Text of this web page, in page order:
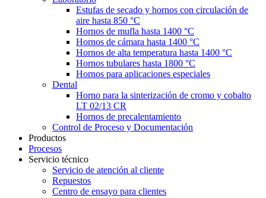
Estufas de secado y hornos con circulación de
aire hasta 850 °C
Hornos de mufla hasta 1400 °C
Hornos de cámara hasta 1400 °C
Hornos de alta temperatura hasta 1400 °C
Hornos tubulares hasta 1800 °C
Hornos para aplicaciones especiales
Dental
Horno para la sinterización de cromo y cobalto
LT 02/13 CR
Hornos de precalentamiento
Control de Proceso y Documentación
Productos
Procesos
Servicio técnico
Servicio de atención al cliente
Repuestos
Centro de ensayo para clientes